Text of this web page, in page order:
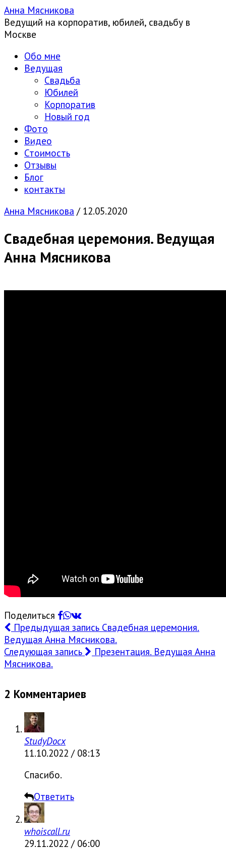
Анна Мясникова
Ведущий на корпоратив, юбилей, свадьбу в
Москве
Обо мне
Ведущая
Свадьба
Юбилей
Корпоратив
Новый год
Фото
Видео
Стоимость
Отзывы
Блог
контакты
Анна Мясникова / 12.05.2020
Свадебная церемония. Ведущая
Анна Мясникова
Поделиться
Предыдущая запись Свадебная церемония.
Ведущая Анна Мясникова.
Следующая запись
Презентация. Ведущая Анна
Мясникова.
2 Комментариев
StudyDocx
11.10.2022 / 08:13
Спасибо.
Ответить
whoiscall.ru
29.11.2022 / 06:00